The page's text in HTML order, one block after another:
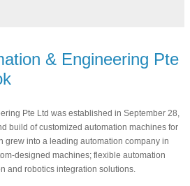
& Engineering Pte
Pte Ltd was established in September 28,
build of customized automation machines for
grew into a leading automation company in
designed machines; flexible automation
and robotics integration solutions.